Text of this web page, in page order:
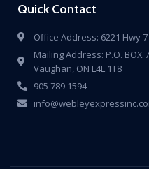
Quick Contact
Office Address: 6221 Hwy
Mailing Address: P.O. BOX
Vaughan, ON L4L 1T8
905 789 1594